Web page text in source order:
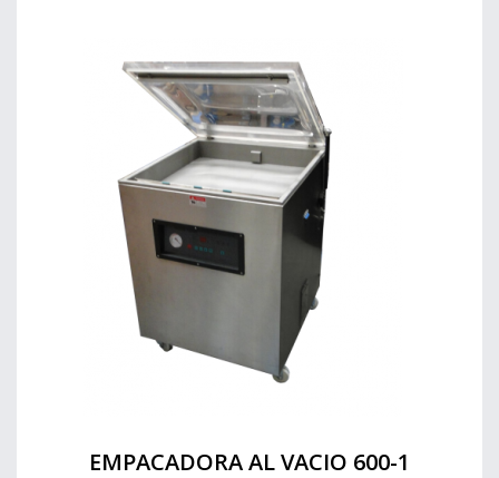
EMPACADORA AL VACIO 600-1